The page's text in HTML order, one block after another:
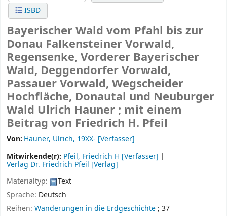
ISBD
Bayerischer Wald vom Pfahl bis zur
Donau Falkensteiner Vorwald,
Regensenke, Vorderer Bayerischer
Wald, Deggendorfer Vorwald,
Passauer Vorwald, Wegscheider
Hochfläche, Donautal und Neuburger
Wald Ulrich Hauner ; mit einem
Beitrag von Friedrich H. Pfeil
Von: Hauner, Ulrich, 19XX- [Verfasser]
Mitwirkende(r): Pfeil, Friedrich H [Verfasser]
Verlag Dr. Friedrich Pfeil [Verlag]
Materialtyp:
Text
Sprache: Deutsch
Reihen: Wanderungen in die Erdgeschichte; 37